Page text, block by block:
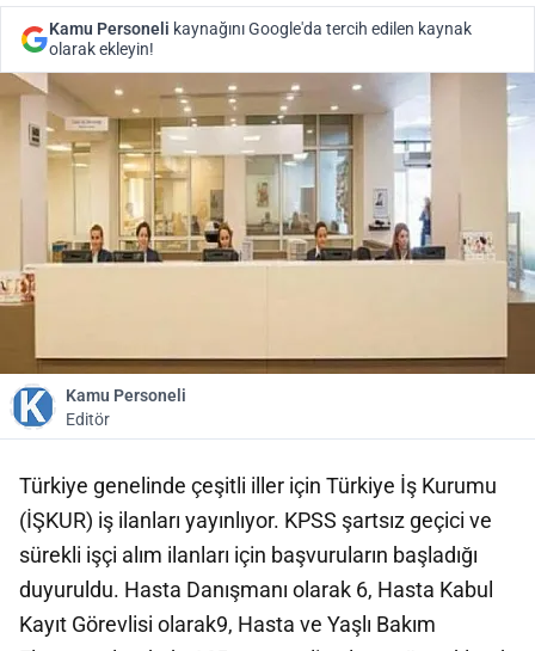
Kamu Personeli kaynağını Google'da tercih edilen kaynak
olarak ekleyin!
Kamu Personeli
Editör
Türkiye genelinde çeşitli iller için Türkiye İş Kurumu
(İŞKUR) iş ilanları yayınlıyor. KPSS şartsız geçici ve
sürekli işçi alım ilanları için başvuruların başladığı
duyuruldu. Hasta Danışmanı olarak 6, Hasta Kabul
Kayıt Görevlisi olarak9, Hasta ve Yaşlı Bakım